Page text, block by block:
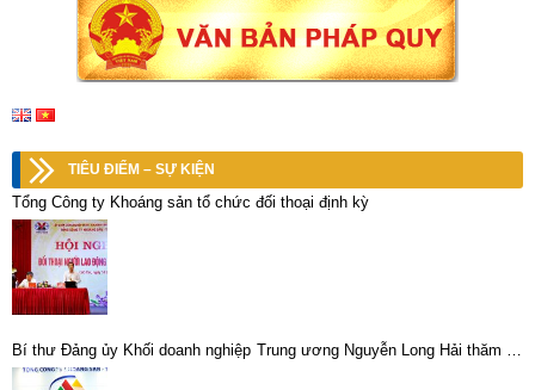
TIÊU ĐIỂM – SỰ KIỆN
Tổng Công ty Khoáng sản tổ chức đối thoại định kỳ
Bí thư Đảng ủy Khối doanh nghiệp Trung ương Nguyễn Long Hải thăm và
làm việc tại Chi nhánh Luyện đồng Lào Cai -Vimico